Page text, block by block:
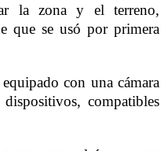
la zona y el terreno,
que se usó por primera
con una cámara
compatibles